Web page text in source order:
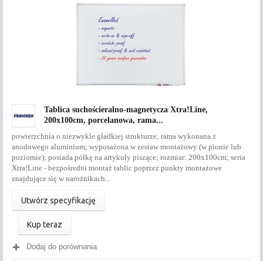
Tablica suchościeralno-magnetycza Xtra!Line,
200x100cm, porcelanowa, rama...
powierzchnia o niezwykle gładkiej strukturze; rama wykonana z
anodowego aluminium; wyposażona w zestaw montażowy (w pionie lub
poziomie); posiada półkę na artykuły piszące; rozmiar: 200x100cm; seria
Xtra!Line - bezpośredni montaż tablic poprzez punkty montażowe
znajdujące się w narożnikach...
Utwórz specyfikację
Kup teraz
Dodaj do porównania